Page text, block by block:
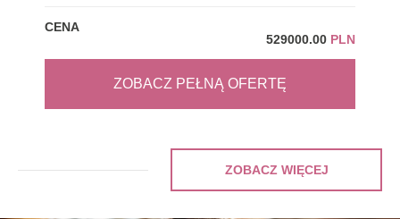
CENA
529000.00 PLN
ZOBACZ PEŁNĄ OFERTĘ
ZOBACZ WIĘCEJ